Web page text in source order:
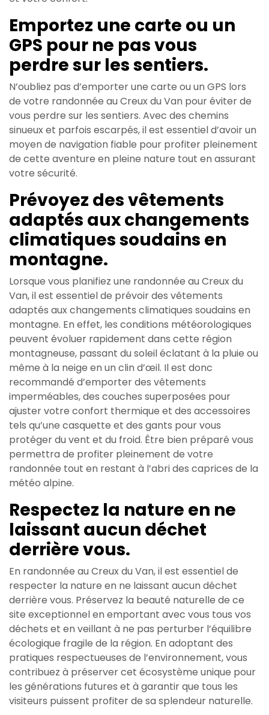
Emportez une carte ou un
GPS pour ne pas vous
perdre sur les sentiers.
N’oubliez pas d’emporter une carte ou un GPS lors
de votre randonnée au Creux du Van pour éviter de
vous perdre sur les sentiers. Avec des chemins
sinueux et parfois escarpés, il est essentiel d’avoir un
moyen de navigation fiable pour profiter pleinement
de cette aventure en pleine nature tout en assurant
votre sécurité.
Prévoyez des vêtements
adaptés aux changements
climatiques soudains en
montagne.
Lorsque vous planifiez une randonnée au Creux du
Van, il est essentiel de prévoir des vêtements
adaptés aux changements climatiques soudains en
montagne. En effet, les conditions météorologiques
peuvent évoluer rapidement dans cette région
montagneuse, passant du soleil éclatant à la pluie ou
même à la neige en un clin d’œil. Il est donc
recommandé d’emporter des vêtements
imperméables, des couches superposées pour
ajuster votre confort thermique et des accessoires
tels qu’une casquette et des gants pour vous
protéger du vent et du froid. Être bien préparé vous
permettra de profiter pleinement de votre
randonnée tout en restant à l’abri des caprices de la
météo alpine.
Respectez la nature en ne
laissant aucun déchet
derrière vous.
En randonnée au Creux du Van, il est essentiel de
respecter la nature en ne laissant aucun déchet
derrière vous. Préservez la beauté naturelle de ce
site exceptionnel en emportant avec vous tous vos
déchets et en veillant à ne pas perturber l’équilibre
écologique fragile de la région. En adoptant des
pratiques respectueuses de l’environnement, vous
contribuez à préserver cet écosystème unique pour
les générations futures et à garantir que tous les
visiteurs puissent profiter de sa splendeur naturelle.